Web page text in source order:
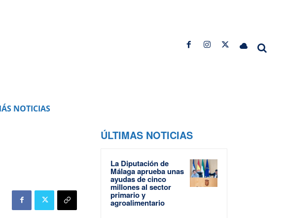
NOTICIAS
ÚLTIMAS NOTICIAS
La Diputación de
Málaga aprueba unas
ayudas de cinco
millones al sector
primario y
agroalimentario